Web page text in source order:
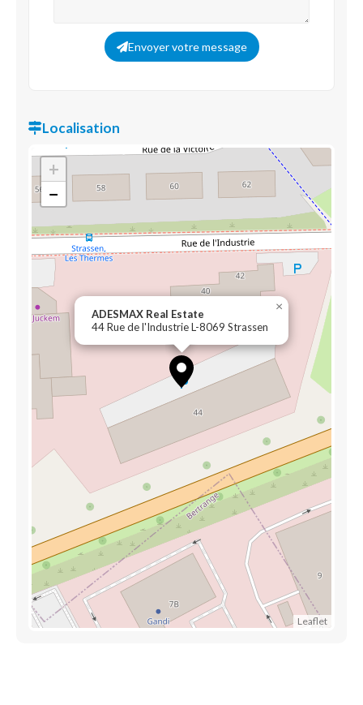
Envoyer votre message
Localisation
ADESMAX Real Estate
44 Rue de l'Industrie L-8069 Strassen
×
+
−
Leaflet